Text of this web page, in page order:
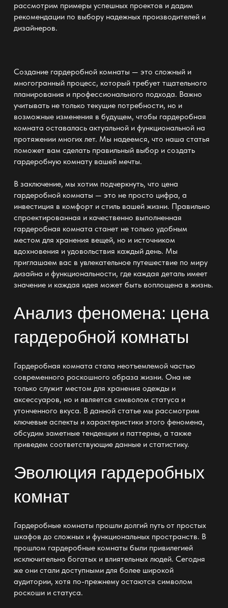
рассмотрим примеры успешных проектов и дадим
рекомендации по выбору надежных производителей и
дизайнеров.
Создание гардеробной комнаты — это сложный и
многогранный процесс, который требует тщательного
планирования и профессионального подхода. Важно
учитывать не только текущие потребности, но и
возможные изменения в будущем, чтобы гардеробная
комната оставалась актуальной и функциональной на
протяжении многих лет. Мы надеемся, что наша статья
поможет вам сделать правильный выбор и создать
гардеробную комнату вашей мечты.
В заключение, мы хотим подчеркнуть, что цена
гардеробной комнаты — это не просто цифра, а
инвестиция в комфорт и стиль вашей жизни. Правильно
спроектированная и качественно выполненная
гардеробная комната станет не только удобным
местом для хранения вещей, но и источником
вдохновения и удовольствия каждый день. Мы
приглашаем вас в увлекательное путешествие по миру
дизайна и функциональности, где каждая деталь имеет
значение и каждая идея может быть воплощена в жизнь.
Анализ феномена: цена
гардеробной комнаты
Гардеробная комната стала неотъемлемой частью
современного роскошного образа жизни. Она не
только служит местом для хранения одежды и
аксессуаров, но и является символом статуса и
утонченного вкуса. В данной статье мы рассмотрим
ключевые аспекты и характеристики этого феномена,
обсудим заметные тенденции и паттерны, а также
приведем соответствующие данные и статистику.
Эволюция гардеробных
комнат
Гардеробные комнаты прошли долгий путь от простых
шкафов до сложных и функциональных пространств. В
прошлом гардеробные комнаты были привилегией
исключительно богатых и влиятельных людей. Сегодня
же они стали доступными для более широкой
аудитории, хотя по-прежнему остаются символом
роскоши и статуса.